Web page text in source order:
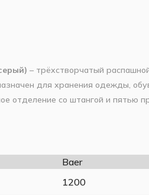
– трёхстворчатый
для хранения одежды,
отделение со штангой и пятью
Подходит для
1200 мм
Baer
1200